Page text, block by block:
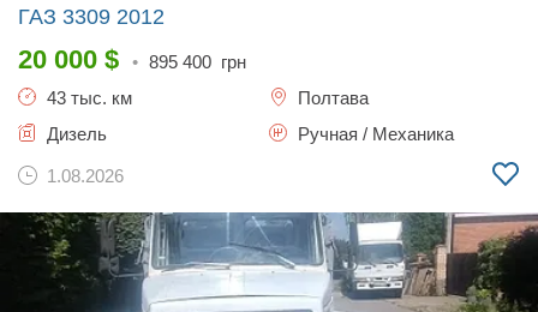
ГАЗ 3309 2012
20 000 $ • 895 400 грн
43 тыс. км
Полтава
Дизель
Ручная / Механика
1.08.2026